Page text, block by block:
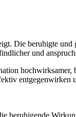
Die beruhigte
und
hochwirksamer,